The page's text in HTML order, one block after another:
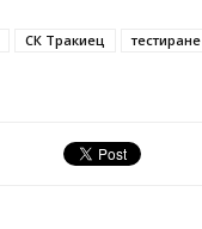
СК Тракиец
тестиране